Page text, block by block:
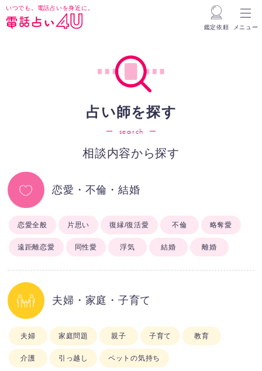
いつでも。電話占いを身近に。
メニュー
鑑定依頼
占い師を探す
search
相談内容から探す
恋愛・不倫・結婚
恋愛全般 片思い 復縁/復活愛 不倫 略奪愛
遠距離恋愛 同性愛 浮気 結婚 離婚
夫婦・家庭・子育て
夫婦 家庭問題 親子 子育て 教育
介護 引っ越し ペットの気持ち